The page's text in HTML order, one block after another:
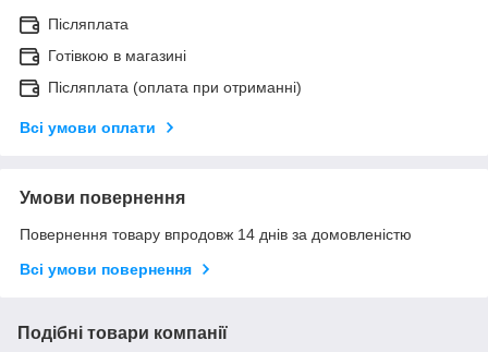
Післяплата
Готівкою в магазині
Післяплата (оплата при отриманні)
Всі умови оплати
Умови повернення
Повернення товару впродовж 14 днів за домовленістю
Всі умови повернення
Подібні товари компанії